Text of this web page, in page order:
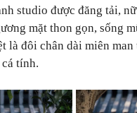
studio được đăng tải,
mặt thon gọn, sống
là đôi chân dài miên
tính.